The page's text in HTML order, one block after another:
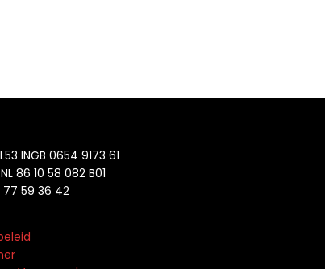
INGB 0654 9173 61
86 10 58 082 B01
59 36 42